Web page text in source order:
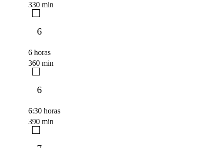
330 min
6
6 horas
360 min
6
6:30 horas
390 min